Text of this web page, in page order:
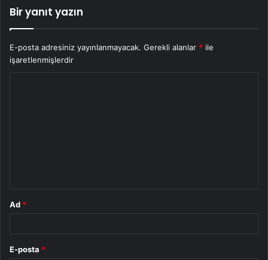
Bir yanıt yazın
E-posta adresiniz yayınlanmayacak. Gerekli alanlar * ile
işaretlenmişlerdir
Ad *
E-posta *